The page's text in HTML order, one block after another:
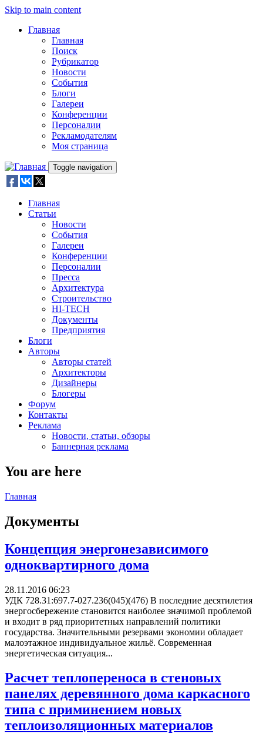
Skip to main content
Главная
Главная
Поиск
Рубрикатор
Новости
События
Блоги
Галереи
Конференции
Персоналии
Рекламодателям
Моя страница
Toggle navigation
Главная
Статьи
Новости
События
Галереи
Конференции
Персоналии
Пресса
Архитектура
Строительство
HI-TECH
Документы
Предприятия
Блоги
Авторы
Авторы статей
Архитекторы
Дизайнеры
Блогеры
Форум
Контакты
Реклама
Новости, статьи, обзоры
Баннерная реклама
You are here
Главная
Документы
Концепция энергонезависимого
одноквартирного дома
28.11.2016 06:23
УДК 728.31:697.7-027.236(045)(476) В последние десятилетия
энергосбережение становится наиболее значимой проблемой
и входит в ряд приоритетных направлений политики
государства. Значительными резервами экономии обладает
малоэтажное индивидуальное жильё. Современная
энергетическая ситуация...
Расчет теплопереноса в стеновых
панелях деревянного дома каркасного
типа с приминением новых
теплоизоляционных материалов